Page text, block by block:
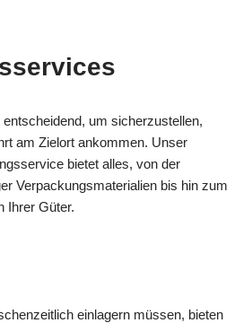
um sicherzustellen,
am Zielort ankommen. Unser
bietet alles, von der
Verpackungsmaterialien bis hin zum
Ihrer Güter.
einlagern müssen, bieten